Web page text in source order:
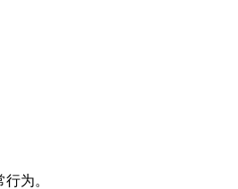
为。